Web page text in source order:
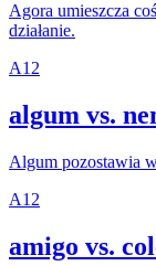
Agora umieszcza
działanie.
A1 2
algum vs.
Algum pozostawia
A1 2
amigo vs.